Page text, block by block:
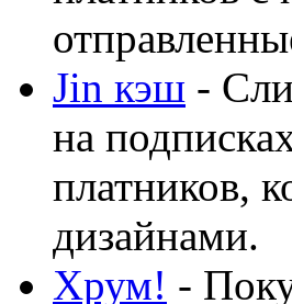
Jin кэш -
на
платников,
дизайнами.
Хрум! -